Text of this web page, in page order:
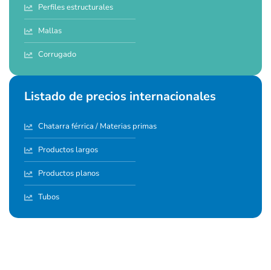
Perfiles estructurales
Mallas
Corrugado
Listado de precios internacionales
Chatarra férrica / Materias primas
Productos largos
Productos planos
Tubos